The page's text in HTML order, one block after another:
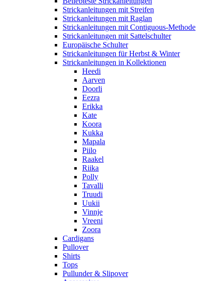
Strickanleitungen mit Streifen
Strickanleitungen mit Raglan
Strickanleitungen mit Contiguous-Methode
Strickanleitungen mit Sattelschulter
Europäische Schulter
Strickanleitungen für Herbst & Winter
Strickanleitungen in Kollektionen
Heedi
Aarven
Doorli
Eezra
Erikka
Kate
Koora
Kukka
Mapala
Piilo
Raakel
Riika
Polly
Tavalli
Truudi
Uukii
Vinnje
Vreeni
Zoora
Cardigans
Pullover
Shirts
Tops
Pullunder & Slipover